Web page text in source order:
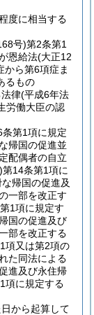
度に相当する
号)第2条第1
恩給法(大正12
から第6項症ま
るもの
律(平成6年法
労働大臣の認
条第1項に規定
帰国の促進並
配偶者の自立
第14条第1項に
帰国の促進及
一部を改正す
1項に規定す
国の促進及び
部を改正する
項又は第2項の
た同法による
進及び永住帰
項に規定する
から起算して